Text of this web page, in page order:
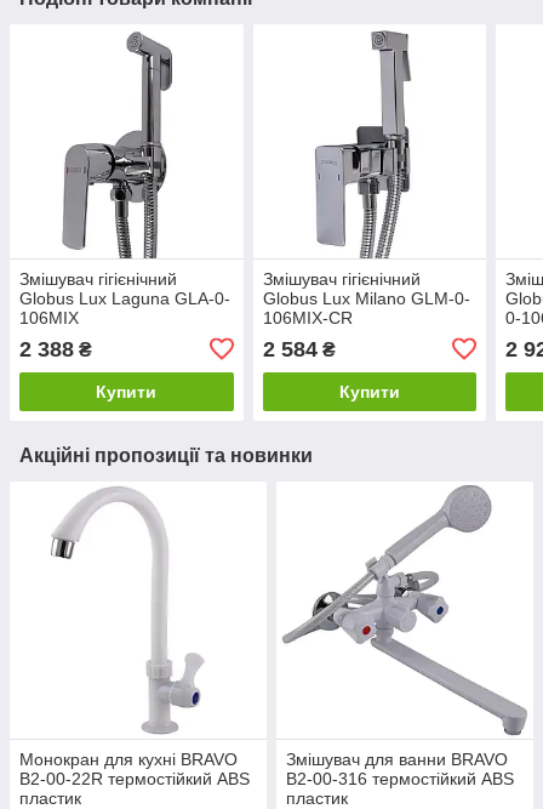
Змішувач гігієнічний
Globus Lux Laguna GLA-0-
106MIX
2 388 ₴
Купити
Змішувач гігієнічний
Globus Lux Milano GLM-0-
106MIX-CR
2 584₴
Купити
0-
2
Акційні пропозиції та новинки
Монокран для кухні BRAVO
B2-00-22R термостійкий ABS
пластик
Змішувач для ванни BRAVO
B2-00-316 термостійкий ABS
пластик